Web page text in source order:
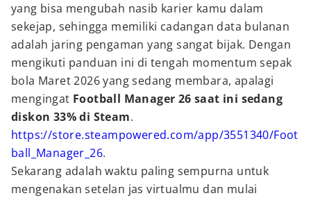
yang bisa mengubah nasib karier kamu dalam
sekejap, sehingga memiliki cadangan data bulanan
adalah jaring pengaman yang sangat bijak. Dengan
mengikuti panduan ini di tengah momentum sepak
bola Maret 2026 yang sedang membara, apalagi
mengingat Football Manager 26 saat ini sedang
diskon 33% di Steam.
https://store.steampowered.com/app/3551340/Foot
ball_Manager_26.
Sekarang adalah waktu paling sempurna untuk
mengenakan setelan jas virtualmu dan mulai